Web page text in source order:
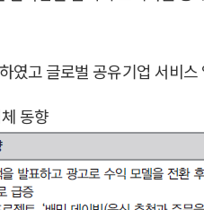
고 글로벌 공유기업 서비
동향